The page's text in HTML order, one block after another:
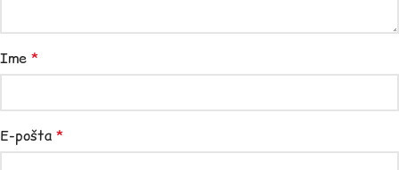
Ime *
E-pošta *